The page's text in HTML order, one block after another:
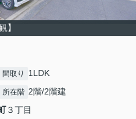
】
間取り 1LDK
所在階 2階/2階建
３丁目